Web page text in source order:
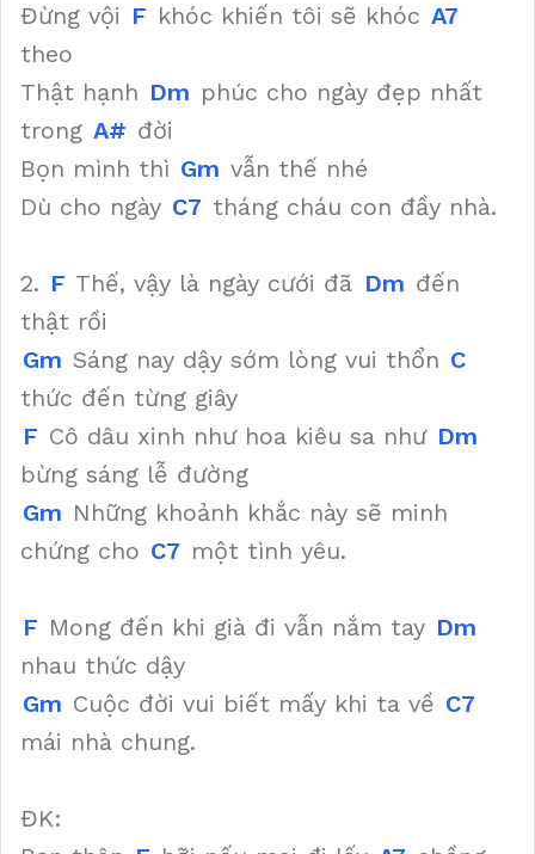
Đừng vội F khóc khiến tôi sẽ khóc A7
theo
Thật hạnh Dm phúc cho ngày đẹp nhất
trong A# đời
Bọn mình thì Gm vẫn thế nhé
Dù cho ngày C7 tháng cháu con đầy nhà.
2. F Thế, vậy là ngày cưới đã Dm đến
thật rồi
Gm Sáng nay dậy sớm lòng vui thổn C
thức đến từng giây
F Cô dâu xinh như hoa kiêu sa như Dm
bừng sáng lễ đường
Gm Những khoảnh khắc này sẽ minh
chứng cho C7 một tình yêu.
F Mong đến khi già đi vẫn nắm tay Dm
nhau thức dậy
Gm Cuộc đời vui biết mấy khi ta về C7
mái nhà chung.
ĐK: